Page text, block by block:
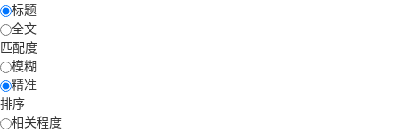
标题
全文
匹配度
模糊
精准
排序
相关程度